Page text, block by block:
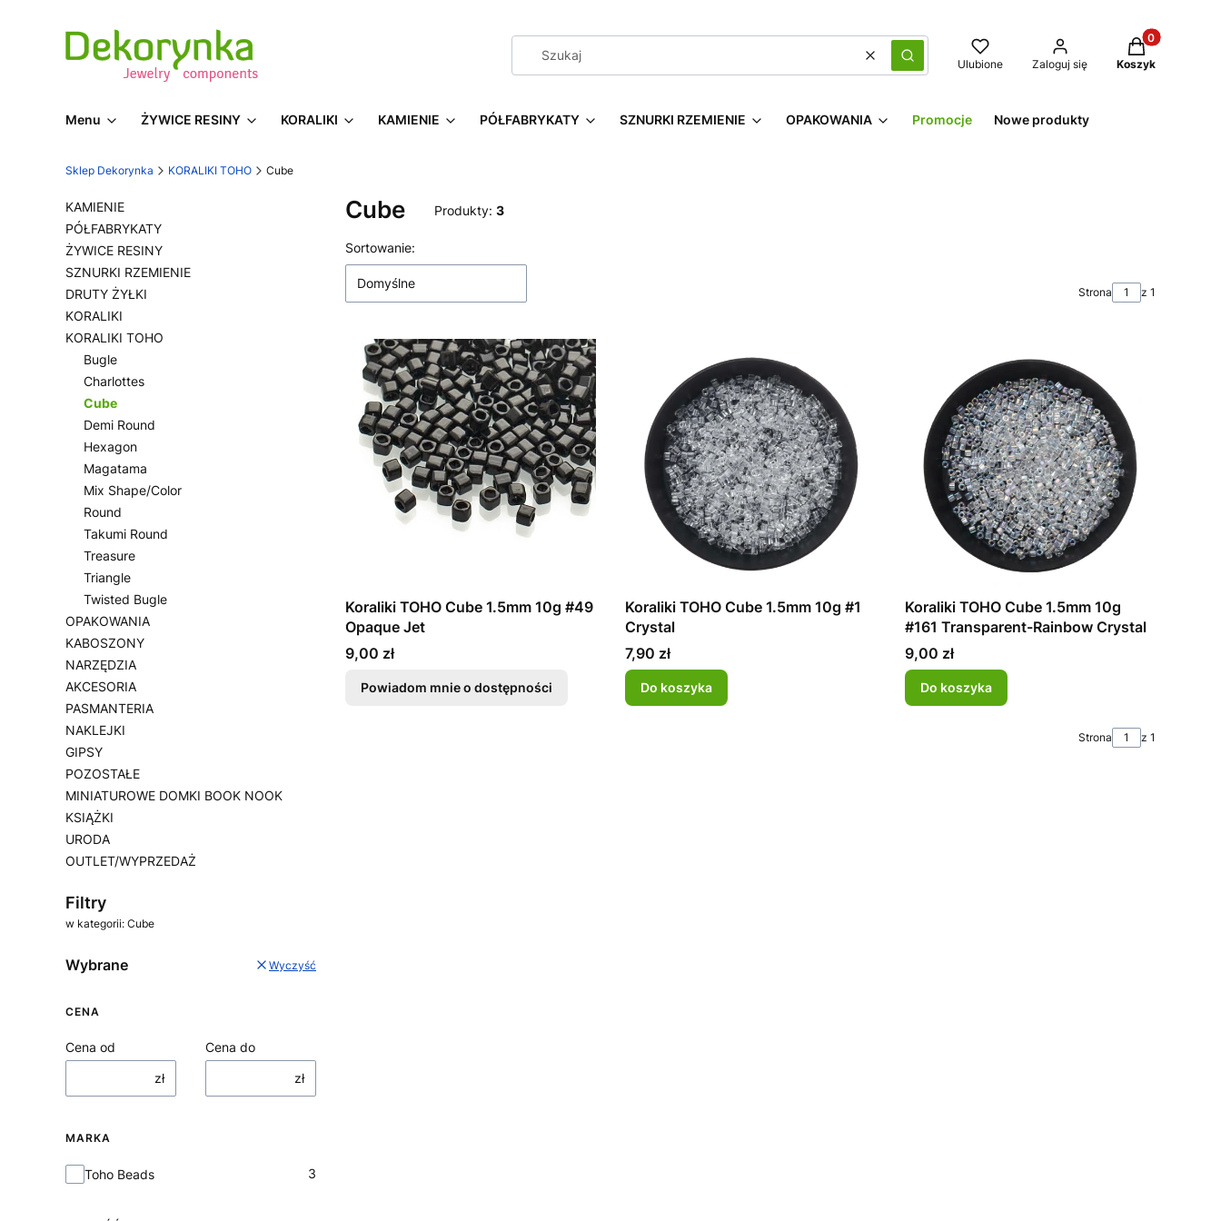
WyczyśćSzukaj Ulubione Zaloguj się
Produkty w
Koszyk
Menu ŻYWICE RESINY KORALIKI KAMIENIE PÓŁFABRYKATY SZNURKI RZEMIENIE OPAKOWANIA Promocje Nowe produkty
Sklep Dekorynka KORALIKI TOHO Cube
KAMIENIE
PÓŁFABRYKATY
ŻYWICE RESINY
SZNURKI RZEMIENIE
DRUTY ŻYŁKI
KORALIKI
KORALIKI TOHO
Bugle
Charlottes
Cube
Demi Round
Hexagon
Magatama
Mix Shape/Color
Round
Takumi Round
Treasure
Triangle
Twisted Bugle
OPAKOWANIA
KABOSZONY
NARZĘDZIA
AKCESORIA
PASMANTERIA
NAKLEJKI
GIPSY
POZOSTAŁE
MINIATUROWE DOMKI BOOK NOOK
KSIĄŻKI
URODA
OUTLET/WYPRZEDAŻ
Filtry
w kategorii: Cube
Wybrane Wyczyść
CENA
Cena od
zł
Cena do
zł
MARKA
Marka
Toho Beads 3
Cube Produkty: 3
Lista produktów
Sortowanie:
Domyślne
Strona z 1
Koraliki TOHO Cube 1.5mm 10g #49
Opaque Jet
Cena
9,00 zł
Powiadom mnie o dostępności
Koraliki TOHO Cube 1.5mm 10g #1
Crystal
Cena
7,90 zł
Do koszyka
Koraliki TOHO Cube 1.5mm 10g
#161 Transparent-Rainbow Crystal
Cena
9,00 zł
Do koszyka
Strona z 1